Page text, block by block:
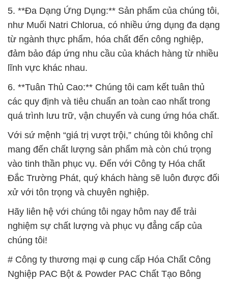
5. **Đa Dạng Ứng Dụng:** Sản phẩm của chúng tôi,
như Muối Natri Chlorua, có nhiều ứng dụng đa dạng
từ ngành thực phẩm, hóa chất đến công nghiệp,
đảm bảo đáp ứng nhu cầu của khách hàng từ nhiều
lĩnh vực khác nhau.
6. **Tuân Thủ Cao:** Chúng tôi cam kết tuân thủ
các quy định và tiêu chuẩn an toàn cao nhất trong
quá trình lưu trữ, vận chuyển và cung ứng hóa chất.
Với sứ mệnh “giá trị vượt trội,” chúng tôi không chỉ
mang đến chất lượng sản phẩm mà còn chú trọng
vào tinh thần phục vụ. Đến với Công ty Hóa chất
Đắc Trường Phát, quý khách hàng sẽ luôn được đối
xử với tôn trọng và chuyên nghiệp.
Hãy liên hệ với chúng tôi ngay hôm nay để trải
nghiệm sự chất lượng và phục vụ đẳng cấp của
chúng tôi!
# Công ty thương mại φ cung cấp Hóa Chất Công
Nghiệp PAC Bột & Powder PAC Chất Tạo Bông